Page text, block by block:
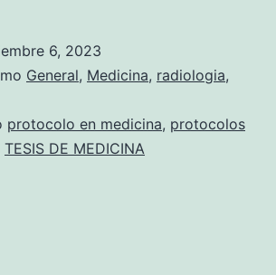
R
L
6, 2023
General, Medicina, radiologia,
protocolo en medicina, protocolos
TESIS DE MEDICINA